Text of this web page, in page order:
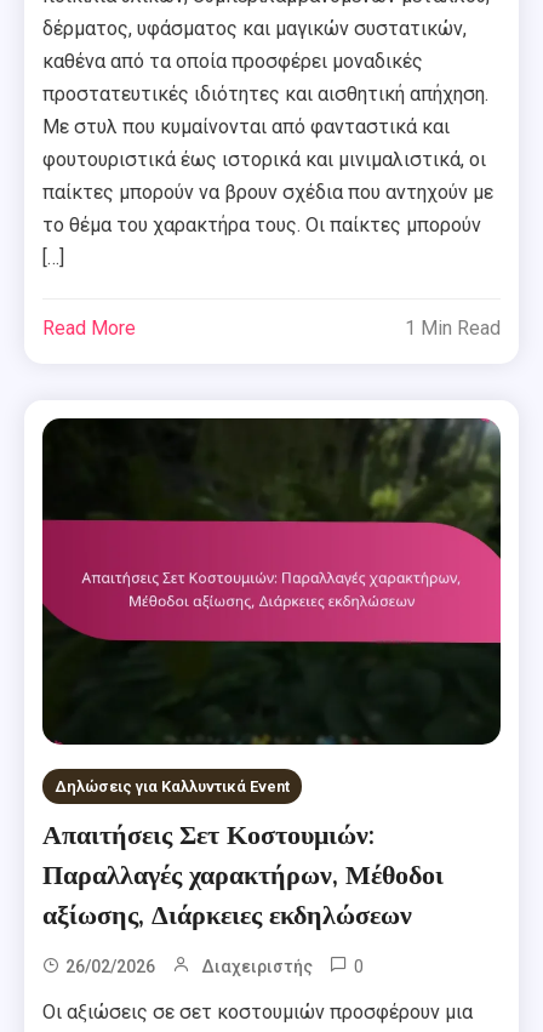
δέρματος, υφάσματος και μαγικών συστατικών,
καθένα από τα οποία προσφέρει μοναδικές
προστατευτικές ιδιότητες και αισθητική απήχηση.
Με στυλ που κυμαίνονται από φανταστικά και
φουτουριστικά έως ιστορικά και μινιμαλιστικά, οι
παίκτες μπορούν να βρουν σχέδια που αντηχούν με
το θέμα του χαρακτήρα τους. Οι παίκτες μπορούν
[…]
Read More 1 Min Read
Δηλώσεις για Καλλυντικά Event
Απαιτήσεις Σετ Κοστουμιών:
Παραλλαγές χαρακτήρων, Μέθοδοι
αξίωσης, Διάρκειες εκδηλώσεων
26/02/2026 Διαχειριστής 0
Οι αξιώσεις σε σετ κοστουμιών προσφέρουν μια